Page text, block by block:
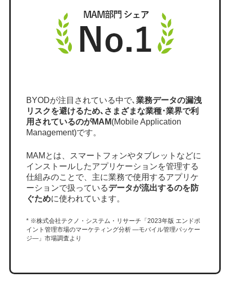
BYODが注目されている中で､ 業務データの漏洩
リスクを避けるため､さまざまな業種･業界で利
用されているのがMAM(Mobile Application
Management)です。
MAMとは、スマートフォンやタブレットなどに
インストールしたアプリケーションを管理する
仕組みのことで、主に業務で使用するアプリケ
ーションで扱っているデータが流出するのを防
ぐために使われています。
* ※株式会社テクノ・システム・リサーチ「2023年版 エンドポ
イント管理市場のマーケティング分析 ―モバイル管理パッケー
ジ―」市場調査より